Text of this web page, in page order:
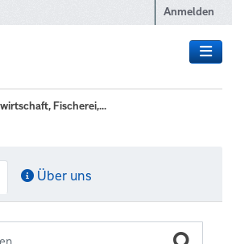
Anmelden
Fischerei,...
Über uns